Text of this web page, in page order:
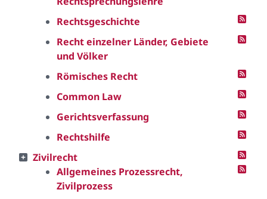
Rechtsgeschichte
Recht einzelner Länder, Gebiete
und Völker
Römisches Recht
Common Law
Gerichtsverfassung
Rechtshilfe
Zivilrecht
Allgemeines Prozessrecht,
Zivilprozess